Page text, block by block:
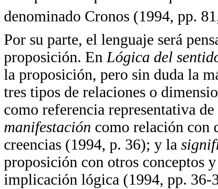
denominado Cronos (1994, pp.
Por su parte, el lenguaje será
proposición. EnLógica del
la proposición, pero sin duda la
tres tipos de relaciones o
como referencia representativa
manifestación como relación con
creencias (1994, p. 36); y la
proposición con otros conceptos
implicación lógica (1994, pp. 36-